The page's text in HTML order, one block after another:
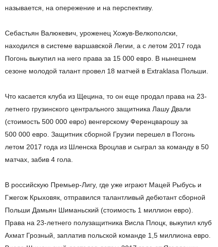
называется, на опережение и на перспективу.
Себастьян Валюкевич, уроженец Хожув-Велкополски,
находился в системе варшавской Легии, а с летом 2017 года
Погонь выкупил на него права за 15 000 евро. В нынешнем
сезоне молодой талант провел 18 матчей в Extraklasa Польши.
Что касается клуба из Щецина, то он еще продал права на 23-
летнего грузинского центрального защитника Лашу Двали
(стоимость 500 000 евро) венгерскому Ференцварошу за
500 000 евро. Защитник сборной Грузии перешел в Погонь
летом 2017 года из Шленска Вроцлав и сыграл за команду в 50
матчах, забив 4 гола.
В российскую Премьер-Лигу, где уже играют Мацей Рыбусь и
Гжегож Крыховяк, отправился талантливый дебютант сборной
Польши Дамьян Шиманьский (стоимость 1 миллион евро).
Права на 23-летнего полузащитника Висла Плоцк, выкупил клуб
Ахмат Грозный, заплатив польской команде 1,5 миллиона евро.